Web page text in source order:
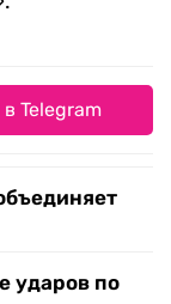
Telegram
ударов по